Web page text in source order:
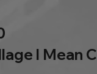
l Mean